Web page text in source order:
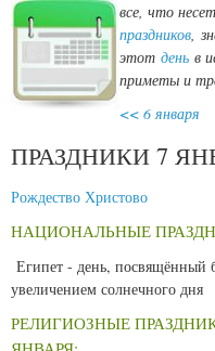
все, что
праздников,
этот день в
приметы и
<< 6 января
ПРАЗДНИКИ 7
Рождество Христово
НАЦИОНАЛЬНЫЕ
Египет - день, посвящённый
увеличением солнечного дня
РЕЛИГИОЗНЫЕ